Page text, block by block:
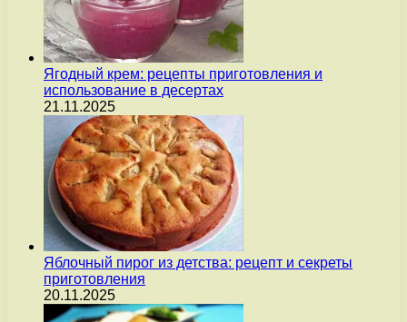
Ягодный крем: рецепты приготовления и
использование в десертах
21.11.2025
Яблочный пирог из детства: рецепт и секреты
приготовления
20.11.2025